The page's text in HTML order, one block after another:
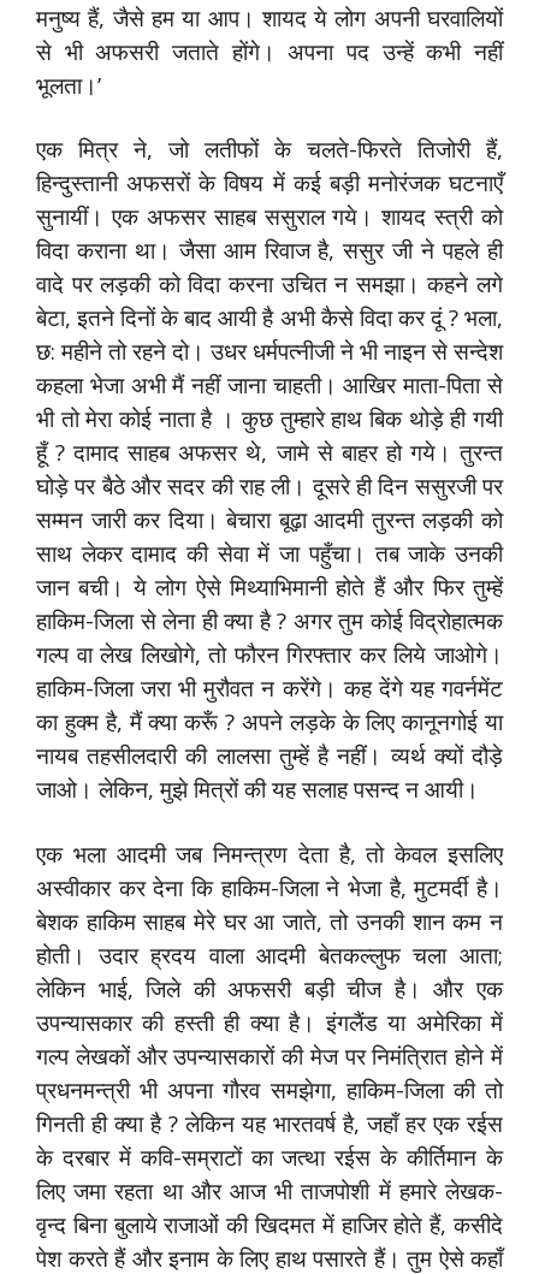
मनुष्य हैं, जैसे हम या आप। शायद ये लोग अपनी घरवालियों
से भी अफसरी जताते होंगे। अपना पद उन्हें कभी नहीं
भूलता।’
एक मित्र ने, जो लतीफों के चलते-फिरते तिजोरी हैं,
हिन्दुस्तानी अफसरों के विषय में कई बड़ी मनोरंजक घटनाएँ
सुनायीं। एक अफसर साहब ससुराल गये। शायद स्त्री को
विदा कराना था। जैसा आम रिवाज है, ससुर जी ने पहले ही
वादे पर लड़की को विदा करना उचित न समझा। कहने लगे
बेटा, इतने दिनों के बाद आयी है अभी कैसे विदा कर दूं ? भला,
छ: महीने तो रहने दो। उधर धर्मपत्नीजी ने भी नाइन से सन्देश
कहला भेजा अभी मैं नहीं जाना चाहती। आखिर माता-पिता से
भी तो मेरा कोई नाता है । कुछ तुम्हारे हाथ बिक थोड़े ही गयी
हूँ ? दामाद साहब अफसर थे, जामे से बाहर हो गये। तुरन्त
घोड़े पर बैठे और सदर की राह ली। दूसरे ही दिन ससुरजी पर
सम्मन जारी कर दिया। बेचारा बूढ़ा आदमी तुरन्त लड़की को
साथ लेकर दामाद की सेवा में जा पहुँचा। तब जाके उनकी
जान बची। ये लोग ऐसे मिथ्याभिमानी होते हैं और फिर तुम्हें
हाकिम-जिला से लेना ही क्या है ? अगर तुम कोई विद्रोहात्मक
गल्प वा लेख लिखोगे, तो फौरन गिरफ्तार कर लिये जाओगे।
हाकिम-जिला जरा भी मुरौवत न करेंगे। कह देंगे यह गवर्नमेंट
का हुक्म है, मैं क्या करूँ ? अपने लड़के के लिए कानूनगोई या
नायब तहसीलदारी की लालसा तुम्हें है नहीं। व्यर्थ क्यों दौड़े
जाओ। लेकिन, मुझे मित्रों की यह सलाह पसन्द न आयी।
एक भला आदमी जब निमन्त्रण देता है, तो केवल इसलिए
अस्वीकार कर देना कि हाकिम-जिला ने भेजा है, मुटमर्दी है।
बेशक हाकिम साहब मेरे घर आ जाते, तो उनकी शान कम न
होती। उदार ह्रदय वाला आदमी बेतकल्लुफ चला आता;
लेकिन भाई, जिले की अफसरी बड़ी चीज है। और एक
उपन्यासकार की हस्ती ही क्या है। इंगलैंड या अमेरिका में
गल्प लेखकों और उपन्यासकारों की मेज पर निमंत्रिात होने में
प्रधनमन्त्री भी अपना गौरव समझेगा, हाकिम-जिला की तो
गिनती ही क्या है ? लेकिन यह भारतवर्ष है, जहाँ हर एक रईस
के दरबार में कवि-सम्राटों का जत्था रईस के कीर्तिमान के
लिए जमा रहता था और आज भी ताजपोशी में हमारे लेखक-
वृन्द बिना बुलाये राजाओं की खिदमत में हाजिर होते हैं, कसीदे
पेश करते हैं और इनाम के लिए हाथ पसारते हैं। तुम ऐसे कहाँ